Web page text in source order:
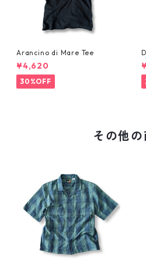
Arancino di Mare Tee
¥4,620
30%OFF
その他の